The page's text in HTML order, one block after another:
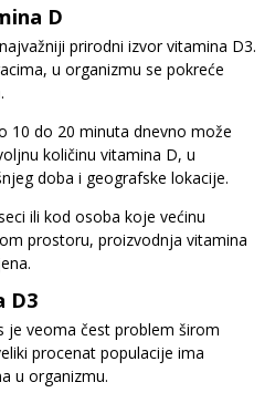
D
prirodni izvor vitamina D3.
u organizmu se pokreće
10 do 20 minuta dnevno može
količinu vitamina D, u
doba i geografske lokacije.
ili kod osoba koje većinu
prostoru, proizvodnja vitamina
D3
je veoma čest problem širom
procenat populacije ima
u organizmu.